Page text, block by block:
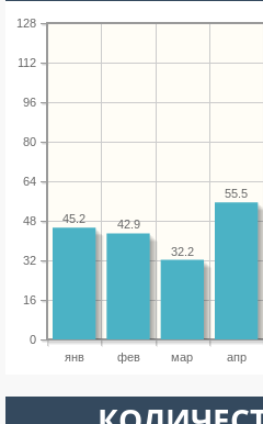
янв фев мар апр
0
16
32
48
64
80
96
112
128
55.5
32.2
42.9
45.2